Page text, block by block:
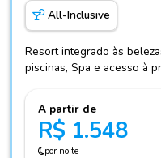
All-Inclusive
Resort integrado às
piscinas, Spa e acesso à
A partir de
R$ 1.548
por noite